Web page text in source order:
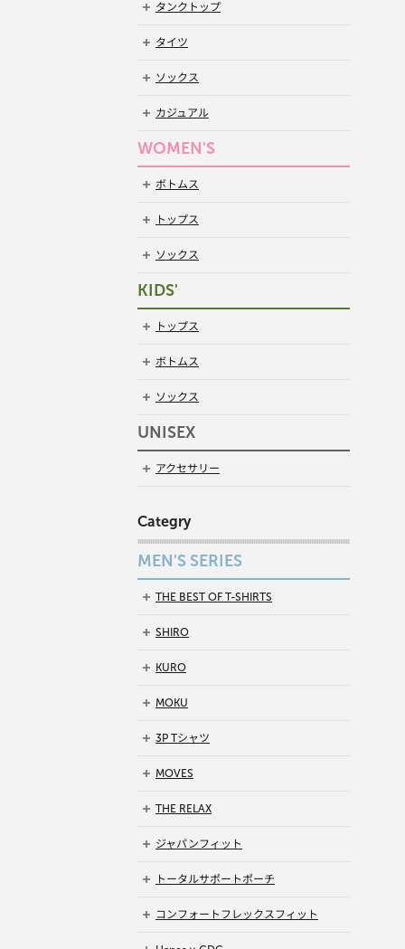
タンクトップ
タイツ
ソックス
カジュアル
WOMEN'S
ボトムス
トップス
ソックス
KIDS'
トップス
ボトムス
ソックス
UNISEX
アクセサリー
Categry
MEN'S SERIES
THE BEST OF T-SHIRTS
SHIRO
KURO
MOKU
3P Tシャツ
MOVES
THE RELAX
ジャパンフィット
トータルサポートポーチ
コンフォートフレックスフィット